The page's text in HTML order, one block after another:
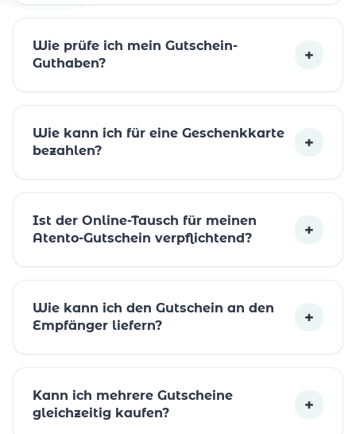
Wie prüfe ich mein Gutschein-
Guthaben?
+
Wie kann ich für eine Geschenkkarte
bezahlen?
+
Ist der Online-Tausch für meinen
Atento-Gutschein verpflichtend?
+
Wie kann ich den Gutschein an den
Empfänger liefern?
+
Kann ich mehrere Gutscheine
gleichzeitig kaufen?
+